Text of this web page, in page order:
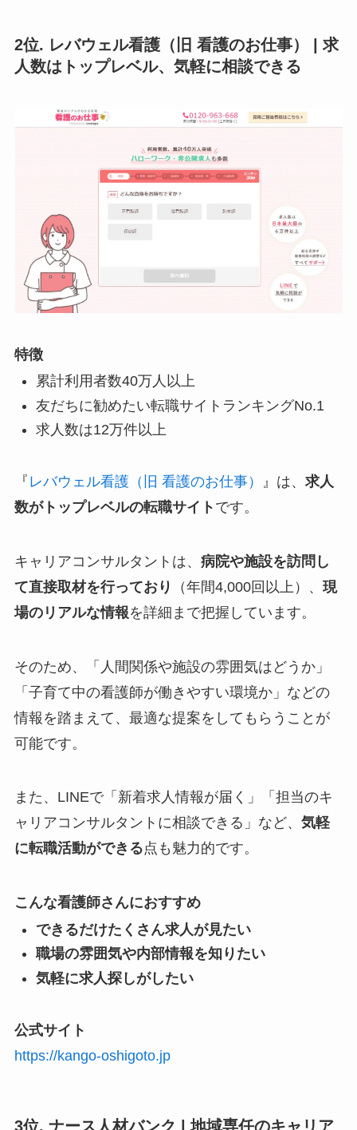
2位. レバウェル看護（旧 看護のお仕事） | 求
人数はトップレベル、気軽に相談できる
特徴
累計利用者数40万人以上
友だちに勧めたい転職サイトランキングNo.1
求人数は12万件以上
『 レバウェル看護（旧 看護のお仕事） 』は、 求人
数がトップレベルの転職サイト です。
キャリアコンサルタントは、 病院や施設を訪問し
て直接取材を行っており
（年間4,000回以上）、 現
場のリアルな情報を詳細まで把握しています。
そのため、「人間関係や施設の雰囲気はどうか」
「子育て中の看護師が働きやすい環境か」などの
情報を踏まえて、最適な提案をしてもらうことが
可能です。
また、LINEで「新着求人情報が届く」「担当のキ
ャリアコンサルタントに相談できる」など、 気軽
に転職活動ができる点も魅力的です。
こんな看護師さんにおすすめ
できるだけたくさん求人が見たい
職場の雰囲気や内部情報を知りたい
気軽に求人探しがしたい
公式サイト
https://kango-oshigoto.jp
3位. ナース人材バンク | 地域専任のキャリア